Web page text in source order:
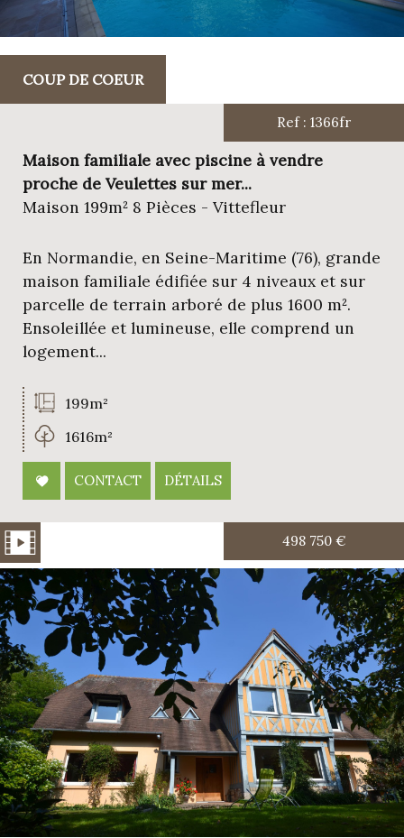
COUP DE COEUR
Ref : 1366fr
Maison familiale avec piscine à vendre
proche de Veulettes sur mer...
Maison 199m² 8 Pièces - Vittefleur
En Normandie, en Seine-Maritime (76), grande
maison familiale édifiée sur 4 niveaux et sur
parcelle de terrain arboré de plus 1600 m².
Ensoleillée et lumineuse, elle comprend un
logement...
199m²
1616m²
CONTACT DÉTAILS
498 750 €